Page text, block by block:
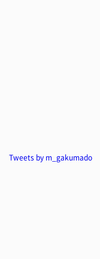
Tweets by m_gakumado